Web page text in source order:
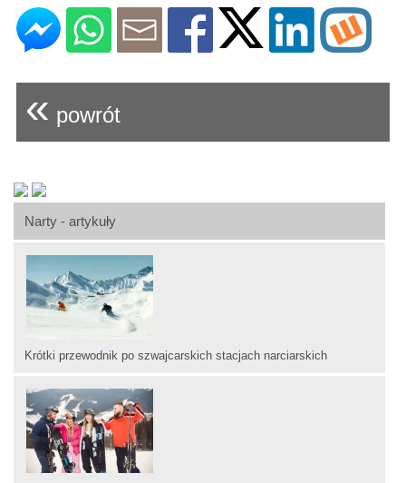
Narty - artykuły
Krótki przewodnik po szwajcarskich stacjach narciarskich
« powrót